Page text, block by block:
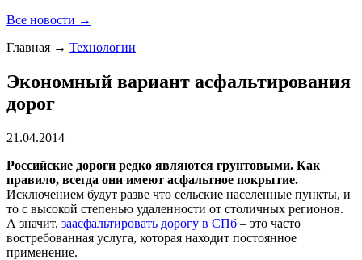
Все новости →
Главная → Технологии
Экономный вариант асфальтирования
дорог
21.04.2014
Российские дороги редко являются грунтовыми. Как
правило, всегда они имеют асфальтное покрытие.
Исключением будут разве что сельские населенные пункты, и
то с высокой степенью удаленности от столичных регионов.
А значит, заасфальтировать дорогу в СПб – это часто
востребованная услуга, которая находит постоянное
применение.